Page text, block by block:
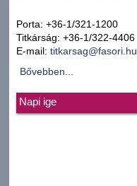
Porta: +36-1/321-1200
Titkárság: +36-1/322-4406
E-mail: titkarsag@fasori.hu
Bővebben...
Napi ige